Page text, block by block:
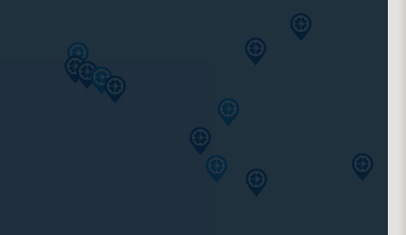
عيادة
مركز أن أم سي رويال الطبي، دلما